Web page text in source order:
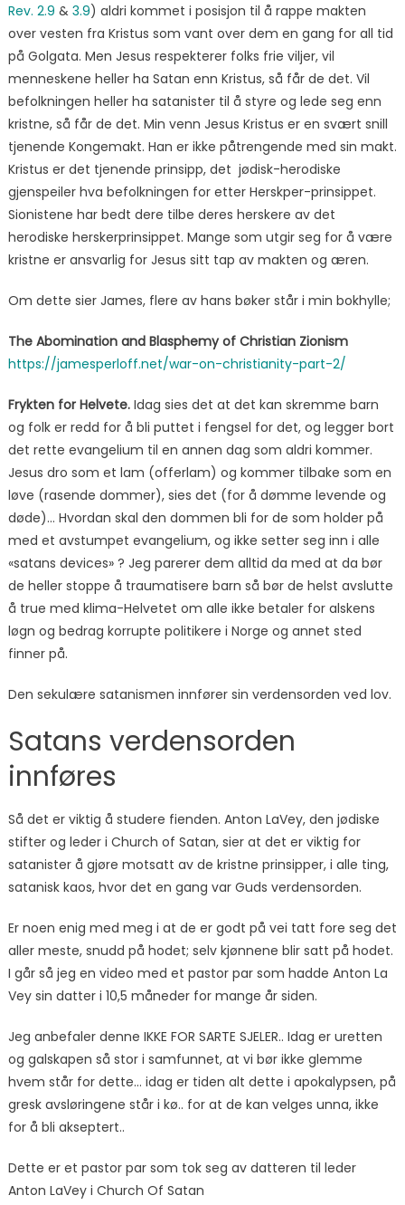
Rev. 2.9 & 3.9) aldri kommet i posisjon til å rappe makten
over vesten fra Kristus som vant over dem en gang for all tid
på Golgata. Men Jesus respekterer folks frie viljer, vil
menneskene heller ha Satan enn Kristus, så får de det. Vil
befolkningen heller ha satanister til å styre og lede seg enn
kristne, så får de det. Min venn Jesus Kristus er en svært snill
tjenende Kongemakt. Han er ikke påtrengende med sin makt.
Kristus er det tjenende prinsipp, det jødisk-herodiske
gjenspeiler hva befolkningen for etter Herskper-prinsippet.
Sionistene har bedt dere tilbe deres herskere av det
herodiske herskerprinsippet. Mange som utgir seg for å være
kristne er ansvarlig for Jesus sitt tap av makten og æren.
Om dette sier James, flere av hans bøker står i min bokhylle;
The Abomination and Blasphemy of Christian Zionism
https://jamesperloff.net/war-on-christianity-part-2/
Frykten for Helvete. Idag sies det at det kan skremme barn
og folk er redd for å bli puttet i fengsel for det, og legger bort
det rette evangelium til en annen dag som aldri kommer.
Jesus dro som et lam (offerlam) og kommer tilbake som en
løve (rasende dommer), sies det (for å dømme levende og
døde)… Hvordan skal den dommen bli for de som holder på
med et avstumpet evangelium, og ikke setter seg inn i alle
«satans devices» ? Jeg parerer dem alltid da med at da bør
de heller stoppe å traumatisere barn så bør de helst avslutte
å true med klima-Helvetet om alle ikke betaler for alskens
løgn og bedrag korrupte politikere i Norge og annet sted
finner på.
Den sekulære satanismen innfører sin verdensorden ved lov.
Satans verdensorden
innføres
Så det er viktig å studere fienden. Anton LaVey, den jødiske
stifter og leder i Church of Satan, sier at det er viktig for
satanister å gjøre motsatt av de kristne prinsipper, i alle ting,
satanisk kaos, hvor det en gang var Guds verdensorden.
Er noen enig med meg i at de er godt på vei tatt fore seg det
aller meste, snudd på hodet; selv kjønnene blir satt på hodet.
I går så jeg en video med et pastor par som hadde Anton La
Vey sin datter i 10,5 måneder for mange år siden.
Jeg anbefaler denne IKKE FOR SARTE SJELER.. Idag er uretten
og galskapen så stor i samfunnet, at vi bør ikke glemme
hvem står for dette… idag er tiden alt dette i apokalypsen, på
gresk avsløringene står i kø.. for at de kan velges unna, ikke
for å bli akseptert..
Dette er et pastor par som tok seg av datteren til leder
Anton LaVey i Church Of Satan